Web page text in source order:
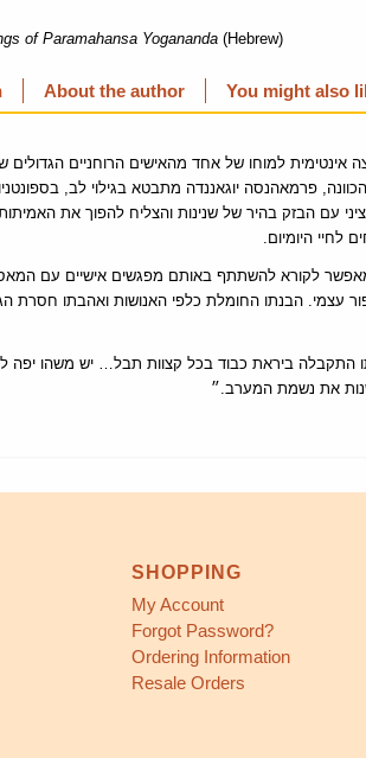
of Paramahansa Yogananda (Hebrew)
About the author You might also
למוחו של אחד מהאישים הרוחניים הגדולים
פרמאהנסה יוגאננדה מתבטא בגילוי לב,
עם הבזק בהיר של שנינות והצליח להפוך את האמיתות
לחיי היומיום.
לקורא להשתתף באותם מפגשים אישיים עם
עצמי. הבנתו החומלת כלפי האנושות ואהבתו חסרת
ביראת כבוד בכל קצוות תבל… יש משהו יפה
את נשמת המערב.״
SHOPPING
My Account
Forgot Password?
Ordering Information
Resale Orders